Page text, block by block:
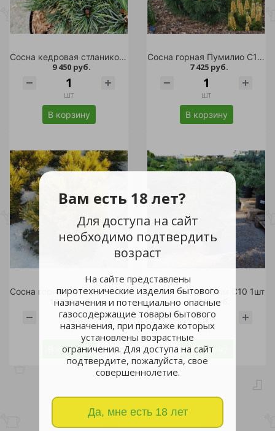
Вам есть 18 лет?
Для доступа на сайт
необходимо подтвердить
возраст
На сайте представлены
пиротехнические изделия бытового
назначения и потенциально опасные
газосодержащие товары бытового
назначения, при продаже которых
установлены возрастные
ограничения. Для доступа на сайт
подтвердите, пожалуйста, свое
совершеннолетие.
Да, мне есть 18 лет
Сосна кедровая стланиковая Глоб С7 (высота 20-25см) 1шт /Pinus pumila Globe
9 450 руб.
шт
В корзину
Сосна горная Пумилио С10 h 20-40 1шт
7 425 руб.
шт
В корзину
Сосна горная Винтерзон С30 1шт
13 050 руб.
шт
В корзину
Сосна горная Гном С10 1шт
14 940 руб.
шт
В корзину